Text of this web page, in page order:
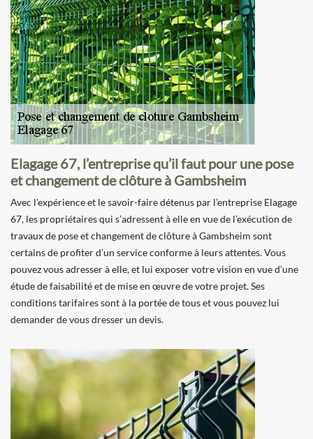
Elagage 67, l’entreprise qu’il faut pour une pose
et changement de clôture à Gambsheim
Avec l’expérience et le savoir-faire détenus par l’entreprise Elagage
67, les propriétaires qui s’adressent à elle en vue de l’exécution de
travaux de pose et changement de clôture à Gambsheim sont
certains de profiter d’un service conforme à leurs attentes. Vous
pouvez vous adresser à elle, et lui exposer votre vision en vue d’une
étude de faisabilité et de mise en œuvre de votre projet. Ses
conditions tarifaires sont à la portée de tous et vous pouvez lui
demander de vous dresser un devis.